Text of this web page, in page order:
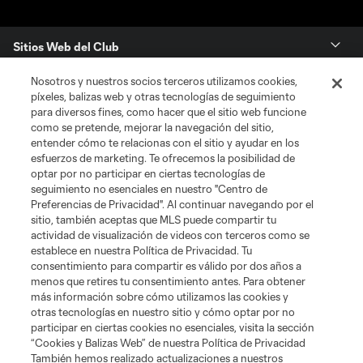
Sitios Web del Club
Club
Tickets
News
MLSSOCCER.COM
Nosotros y nuestros socios terceros utilizamos cookies,
píxeles, balizas web y otras tecnologías de seguimiento
para diversos fines, como hacer que el sitio web funcione
como se pretende, mejorar la navegación del sitio,
entender cómo te relacionas con el sitio y ayudar en los
esfuerzos de marketing. Te ofrecemos la posibilidad de
optar por no participar en ciertas tecnologías de
seguimiento no esenciales en nuestro "Centro de
Preferencias de Privacidad". Al continuar navegando por el
sitio, también aceptas que MLS puede compartir tu
actividad de visualización de videos con terceros como se
establece en nuestra Política de Privacidad. Tu
consentimiento para compartir es válido por dos años a
menos que retires tu consentimiento antes. Para obtener
más información sobre cómo utilizamos las cookies y
otras tecnologías en nuestro sitio y cómo optar por no
participar en ciertas cookies no esenciales, visita la sección
“Cookies y Balizas Web” de nuestra Política de Privacidad
También hemos realizado actualizaciones a nuestros